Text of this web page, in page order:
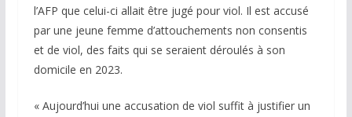
l’AFP que celui-ci allait être jugé pour viol. Il est accusé
par une jeune femme d’attouchements non consentis
et de viol, des faits qui se seraient déroulés à son
domicile en 2023.
« Aujourd’hui une accusation de viol suffit à justifier un